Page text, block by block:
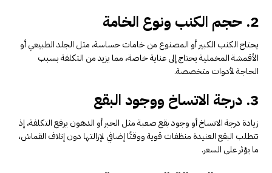
2. حجم الكنب ونوع الخامة
يحتاج الكنب الكبير أو المصنوع من خامات حساسة، مثل الجلد الطبيعي أو
الأقمشة المخملية يحتاج إلى عناية خاصة، مما يزيد من التكلفة بسبب
الحاجة لأدوات متخصصة.
3. درجة الاتساخ ووجود البقع
زيادة درجة الاتساخ أو وجود بقع صعبة مثل الحبر أو الدهون يرفع التكلفة، إذ
تتطلب البقع العنيدة منظفات قوية ووقتًا إضافي لإزالتها دون إتلاف القماش،
ما يؤثر على السعر.